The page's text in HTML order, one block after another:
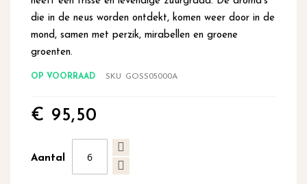
die in de neus worden ontdekt, komen weer door in de
mond, samen met perzik, mirabellen en groene
groenten.
OP VOORRAAD SKU GOSS05000A
€ 95,50
Aantal